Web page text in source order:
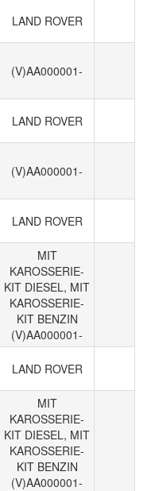
LAND ROVER
(V)AA000001-
LAND ROVER
(V)AA000001-
LAND ROVER
MIT
KAROSSERIE-
KIT DIESEL, MIT
KAROSSERIE-
KIT BENZIN
(V)AA000001-
LAND ROVER
MIT
KAROSSERIE-
KIT DIESEL, MIT
KAROSSERIE-
KIT BENZIN
(V)AA000001-